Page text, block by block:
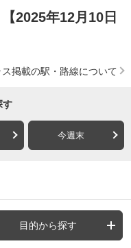
2025年12月10日
掲載の駅・路線について
す
今週末
目的から探す